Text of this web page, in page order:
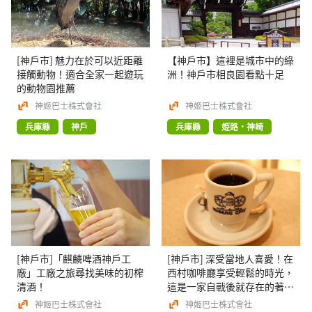
[神戶市] 魅力在於可以近距離
接觸動物！適合全家一起遊玩
的動物園推薦
神姬巴士株式會社
兵庫縣
神戶
【神戶市】這裡是城市中的綠
洲！神戶市相良園看點十足
神姬巴士株式會社
兵庫縣
姫路・神崎
[神戶市]「麒麟啤酒神戶工
廠」工廠之旅尋找美味的初榨
清酒！
神姬巴士株式會社
[神戶市] 深受當地人喜愛！在
西村咖啡廳享受輕鬆的時光，
這是一家自戰後就存在的著名
餐廳。神姬巴士株式會社